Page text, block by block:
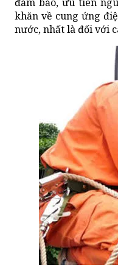
khăn về cung ứng
nước, nhất là đối với